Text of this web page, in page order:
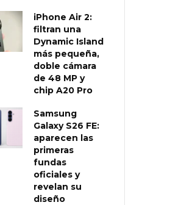
iPhone Air 2:
filtran una
Dynamic Island
más pequeña,
doble cámara
de 48 MP y
chip A20 Pro
Samsung
Galaxy S26 FE:
aparecen las
primeras
fundas
oficiales y
revelan su
diseño